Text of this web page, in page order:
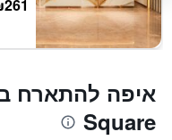
Square